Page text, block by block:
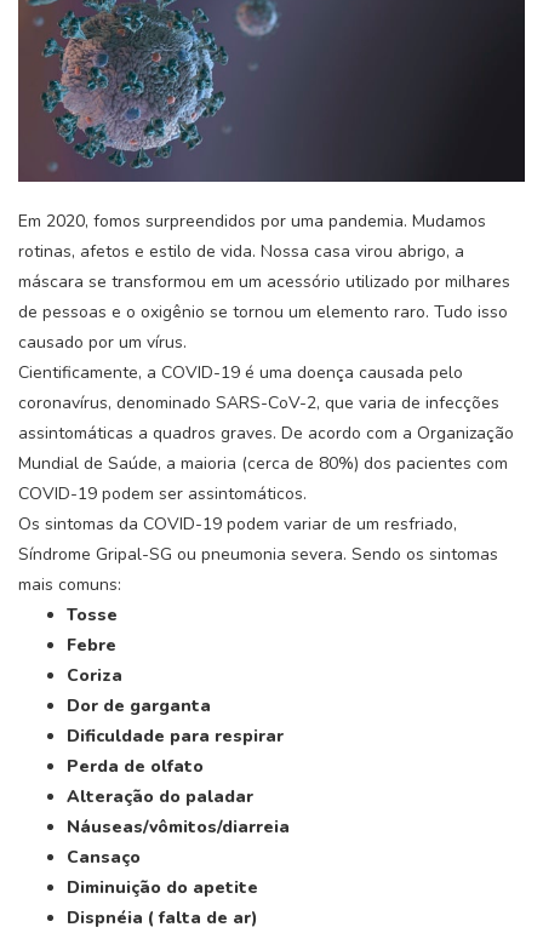
Em 2020, fomos surpreendidos por uma pandemia. Mudamos
rotinas, afetos e estilo de vida. Nossa casa virou abrigo, a
máscara se transformou em um acessório utilizado por milhares
de pessoas e o oxigênio se tornou um elemento raro. Tudo isso
causado por um vírus.
Cientificamente, a COVID-19 é uma doença causada pelo
coronavírus, denominado SARS-CoV-2, que varia de infecções
assintomáticas a quadros graves. De acordo com a Organização
Mundial de Saúde, a maioria (cerca de 80%) dos pacientes com
COVID-19 podem ser assintomáticos.
Os sintomas da COVID-19 podem variar de um resfriado,
Síndrome Gripal-SG ou pneumonia severa. Sendo os sintomas
mais comuns:
Tosse
Febre
Coriza
Dor de garganta
Dificuldade para respirar
Perda de olfato
Alteração do paladar
Náuseas/vômitos/diarreia
Cansaço
Diminuição do apetite
Dispnéia ( falta de ar)